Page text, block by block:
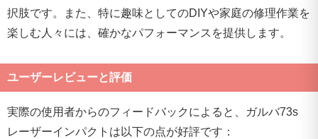
択肢です。また、特に趣味としてのDIYや家庭の修理作業を
楽しむ人々には、確かなパフォーマンスを提供します。
ユーザーレビューと評価
実際の使用者からのフィードバックによると、ガルバ73s
レーザーインパクトは以下の点が好評です：